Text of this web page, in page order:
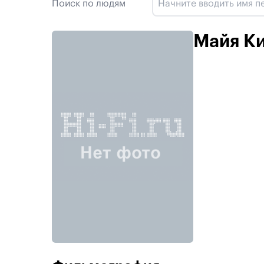
Поиск по людям
Майя